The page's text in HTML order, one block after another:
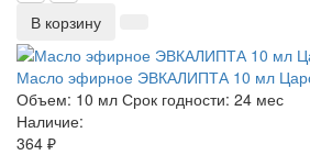
В корзину
Масло эфирное ЭВКАЛИПТА 10 мл
Объем: 10 мл Срок годности: 24 мес
Наличие:
364 ₽